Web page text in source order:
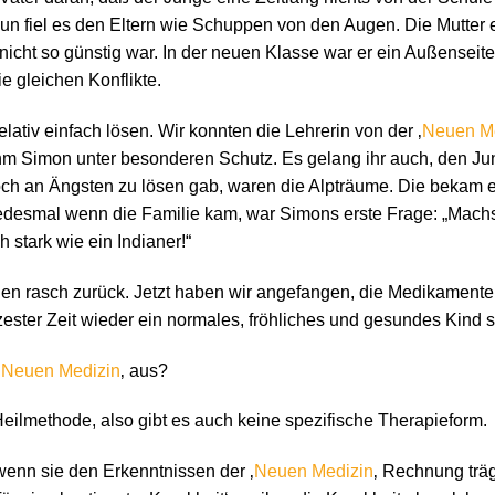
fiel es den Eltern wie Schuppen von den Augen. Die Mutter
so günstig war. In der neuen Klasse war er ein
gleichen Konflikte.
einfach lösen. Wir konnten die Lehrerin von der ‚Neuen
Simon unter besonderen Schutz. Es gelang ihr auch, den
an Ängsten zu lösen gab, waren die Alpträume. Die bekam
wenn die Familie kam, war Simons erste Frage:
stark wie ein Indianer!“
rasch zurück. Jetzt haben wir angefangen, die
Zeit wieder ein normales, fröhliches und gesundes Kind
Neuen Medizin‚ aus?
also gibt es auch keine spezifische Therapieform.
sie den Erkenntnissen der ‚Neuen Medizin‚ Rechnung